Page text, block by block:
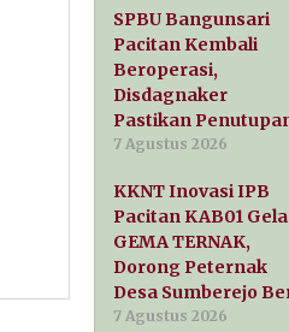
SPBU Bangunsari
Pacitan Kembali
Beroperasi,
Disdagnaker
Pastikan
7 Agustus 2026
KKNT Inovasi IPB
Pacitan KAB01
GEMA TERNAK,
Dorong Peternak
Desa Sumberejo
7 Agustus 2026